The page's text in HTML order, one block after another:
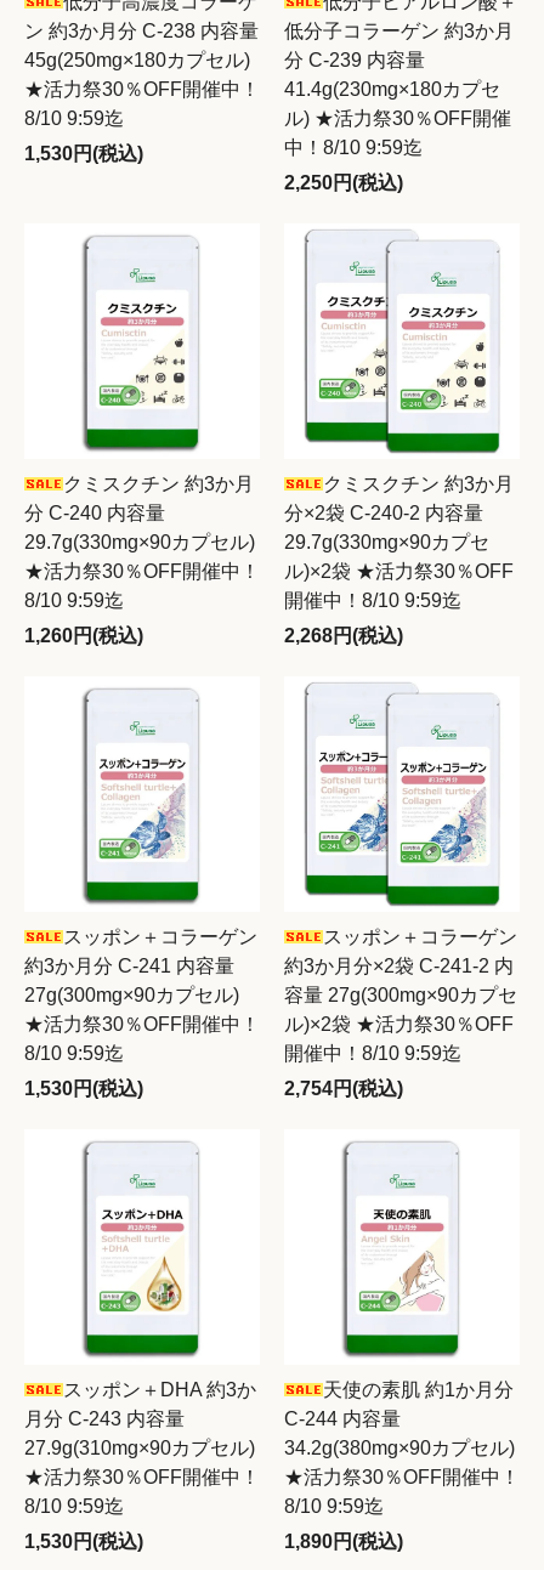
ン 約3か月分 C-238 内容量
45g(250mg×180カプセル)
★活力祭30％OFF開催中！
8/10 9:59迄
1,530円(税込)
低分子コラーゲン 約3か月
分 C-239 内容量
41.4g(230mg×180カプセ
ル) ★活力祭30％OFF開催
中！8/10 9:59迄
2,250円(税込)
クミスクチン 約3か月
分 C-240 内容量
29.7g(330mg×90カプセル)
★活力祭30％OFF開催中！
8/10 9:59迄
1,260円(税込)
クミスクチン 約3か月
分×2袋 C-240-2 内容量
29.7g(330mg×90カプセ
ル)×2袋 ★活力祭30％OFF
開催中！8/10 9:59迄
2,268円(税込)
スッポン＋コラーゲン
約3か月分 C-241 内容量
27g(300mg×90カプセル)
★活力祭30％OFF開催中！
8/10 9:59迄
1,530円(税込)
スッポン＋コラーゲン
約3か月分×2袋 C-241-2 内
容量 27g(300mg×90カプセ
ル)×2袋 ★活力祭30％OFF
開催中！8/10 9:59迄
2,754円(税込)
スッポン＋DHA 約3か
月分 C-243 内容量
27.9g(310mg×90カプセル)
★活力祭30％OFF開催中！
8/10 9:59迄
1,530円(税込)
天使の素肌 約1か月分
C-244 内容量
34.2g(380mg×90カプセル)
★活力祭30％OFF開催中！
8/10 9:59迄
1,890円(税込)